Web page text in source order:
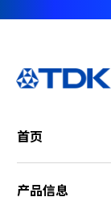
首页
产品信息